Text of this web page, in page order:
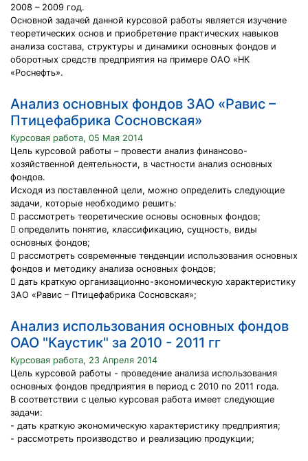
2008 – 2009 год.
Основной задачей данной курсовой работы является изучение
теоретических основ и приобретение практических навыков
анализа состава, структуры и динамики основных фондов и
оборотных средств предприятия на примере ОАО «НК
«Роснефть».
Анализ основных фондов ЗАО «Равис –
Птицефабрика Сосновская»
Курсовая работа, 05 Мая 2014
Цель курсовой работы – провести анализ финансово-
хозяйственной деятельности, в частности анализ основных
фондов.
Исходя из поставленной цели, можно определить следующие
задачи, которые необходимо решить:
 рассмотреть теоретические основы основных фондов;
 определить понятие, классификацию, сущность, виды
основных фондов;
 рассмотреть современные тенденции использования основных
фондов и методику анализа основных фондов;
 дать краткую организационно-экономическую характеристику
ЗАО «Равис – Птицефабрика Сосновская»;
Анализ использования основных фондов
ОАО "Каустик" за 2010 - 2011 гг
Курсовая работа, 23 Апреля 2014
Цель курсовой работы - проведение анализа использования
основных фондов предприятия в период с 2010 по 2011 года.
В соответствии с целью курсовая работа имеет следующие
задачи:
- дать краткую экономическую характеристику предприятия;
- рассмотреть производство и реализацию продукции;